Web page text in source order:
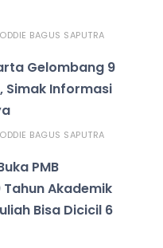
ODDIE BAGUS SAPUTRA
Gelombang 9
Simak Informasi
ODDIE BAGUS SAPUTRA
PMB
Akademik
Bisa Dicicil 6